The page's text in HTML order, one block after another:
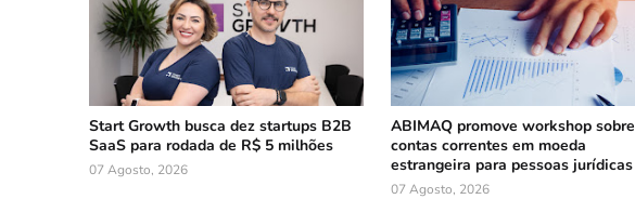
Start Growth busca dez startups B2B
SaaS para rodada de R$ 5 milhões
07 Agosto, 2026
ABIMAQ promove workshop sobre
contas correntes em moeda
estrangeira para pessoas jurídicas
07 Agosto, 2026